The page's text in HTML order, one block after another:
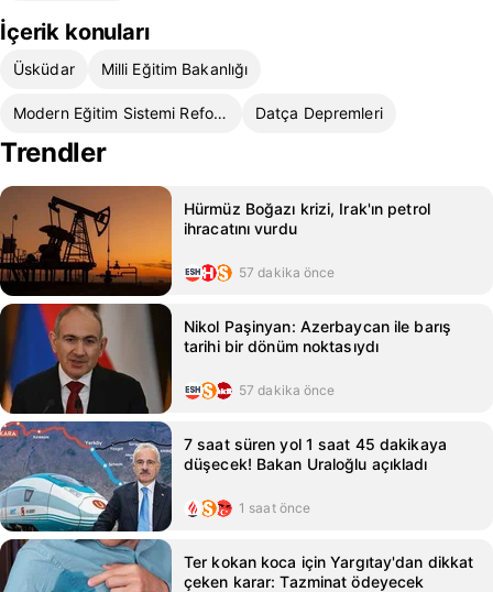
İçerik konuları
Üsküdar Milli Eğitim Bakanlığı
Modern Eğitim Sistemi Reformu Datça Depremleri
Trendler
Hürmüz Boğazı krizi, Irak'ın petrol
ihracatını vurdu
57 dakika önce
Nikol Paşinyan: Azerbaycan ile barış
tarihi bir dönüm noktasıydı
57 dakika önce
7 saat süren yol 1 saat 45 dakikaya
düşecek! Bakan Uraloğlu açıkladı
1 saat önce
Ter kokan koca için Yargıtay'dan dikkat
çeken karar: Tazminat ödeyecek